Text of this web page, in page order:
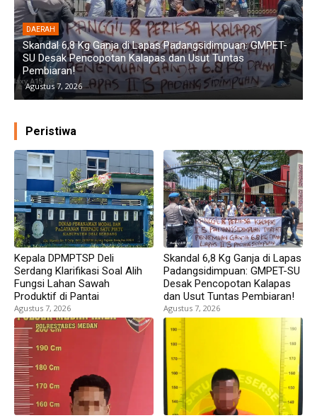
DAERAH
Diduga Aniaya Wanita di Depan SPBU Denai, Doni Chaniago
Diamankan Polsek Medan Area
Agustus 6, 2026
Peristiwa
Kepala DPMPTSP Deli
Serdang Klarifikasi Soal Alih
Fungsi Lahan Sawah
Produktif di Pantai
Agustus 7, 2026
Skandal 6,8 Kg Ganja di Lapas
Padangsidimpuan: GMPET-SU
Desak Pencopotan Kalapas
dan Usut Tuntas Pembiaran!
Agustus 7, 2026